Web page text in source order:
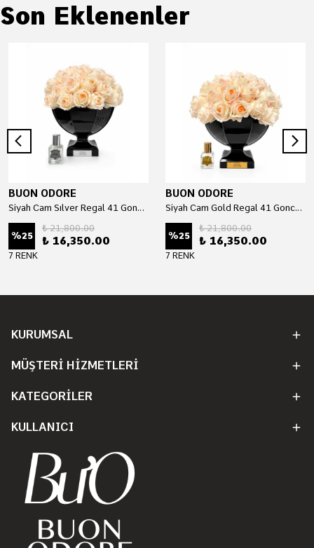
Son Eklenenler
BUON ODORE
Siyah Cam Sılver Regal 41 Gonca Luxury Home Perfume
%25
₺ 21,800.00
₺ 16,350.00
7 RENK
BUON ODORE
Siyah Cam Gold Regal 41 Gonca Luxury Home Perfume
%25
₺ 21,800.00
₺ 16,350.00
7 RENK
KURUMSAL
MÜŞTERİ HİZMETLERİ
KATEGORİLER
KULLANICI